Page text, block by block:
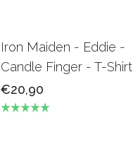
Iron Maiden - Eddie -
Candle Finger - T-Shirt
€20,90